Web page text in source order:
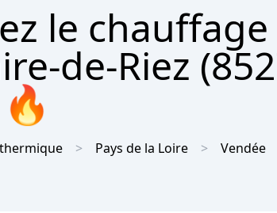
le
de-Riez
Pays de la Loire Vendée